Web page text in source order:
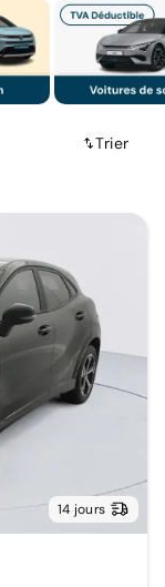
Trier
14 jours